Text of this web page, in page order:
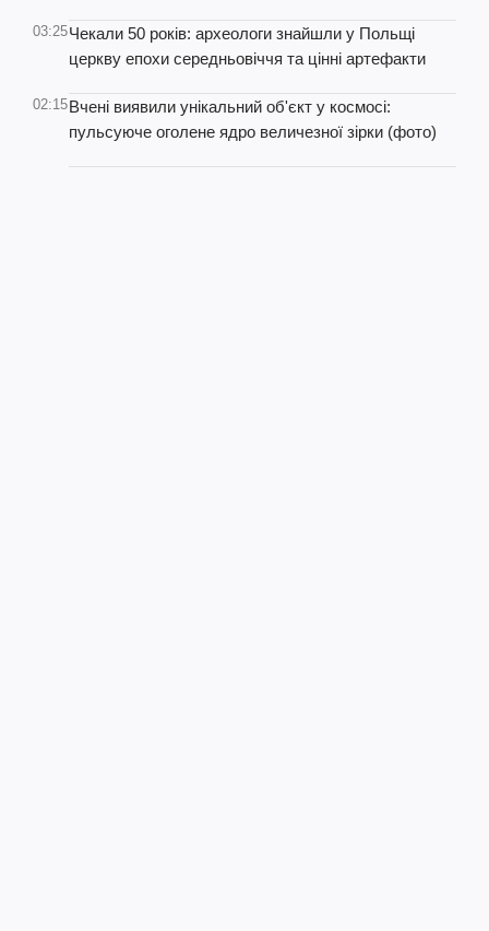
03:25Чекали 50 років: археологи знайшли у Польщі
церкву епохи середньовіччя та цінні артефакти
02:15Вчені виявили унікальний об'єкт у космосі:
пульсуюче оголене ядро величезної зірки (фото)